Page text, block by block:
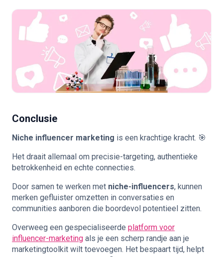
Conclusie
Niche influencer marketing is een krachtige kracht. 🎯
Het draait allemaal om precisie-targeting, authentieke
betrokkenheid en echte connecties.
Door samen te werken met niche-influencers, kunnen
merken gefluister omzetten in conversaties en
communities aanboren die boordevol potentieel zitten.
Overweeg een gespecialiseerde platform voor
influencer-marketing als je een scherp randje aan je
marketingtoolkit wilt toevoegen. Het bespaart tijd, helpt